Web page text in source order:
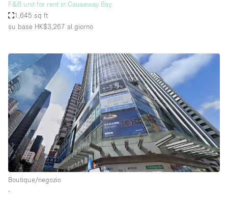
F&B unit for rent in Causeway Bay
1,645 sq ft
su base HK$3,267 al giorno
Boutique/negozio
∙